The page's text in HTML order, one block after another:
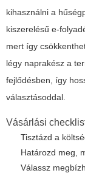
kihasználni a
kiszerelésű e-
mert így
légy naprakész a
fejlődésben, így
választásoddal.
Vásárlási
Tisztázd a
Határozd meg,
Válassz